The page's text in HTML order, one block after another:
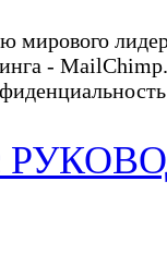
мирового
- MailChimp.